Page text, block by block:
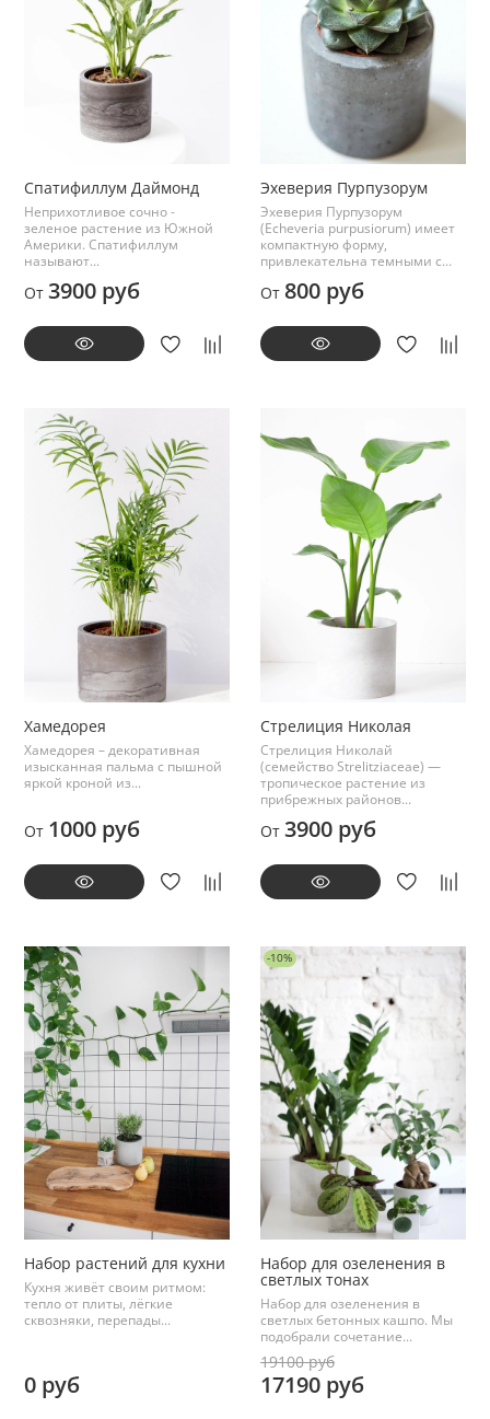
Спатифиллум Даймонд
Неприхотливое сочно -
зеленое растение из Южной
Америки. Спатифиллум
называют...
От 3900 руб
Эхеверия Пурпузорум
Эхеверия Пурпузорум
(Echeveria purpusiorum) имеет
компактную форму,
привлекательна темными с...
От 800 руб
Хамедорея
Хамедорея – декоративная
изысканная пальма с пышной
яркой кроной из...
От 1000 руб
Стрелиция Николая
Стрелиция Николай
(семейство Strelitziaceae) —
тропическое растение из
прибрежных районов...
От 3900 руб
Набор растений для кухни
Кухня живёт своим ритмом:
тепло от плиты, лёгкие
сквозняки, перепады...
0 руб
-10%
Набор для озеленения в
светлых тонах
Набор для озеленения в
светлых бетонных кашпо. Мы
подобрали сочетание...
19100 руб
17190 руб